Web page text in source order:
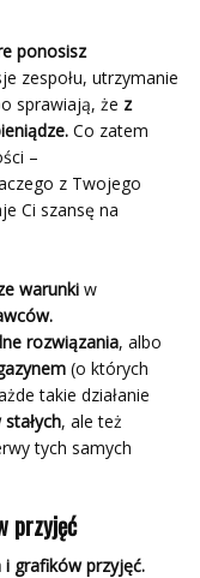
ponosisz
zespołu, utrzymanie
sprawiają, że z
Co zatem
–
z Twojego
Ci szansę na
warunki w
rozwiązania, albo
(o których
takie działanie
, ale też
tych samych
przyjęć
grafików przyjęć.